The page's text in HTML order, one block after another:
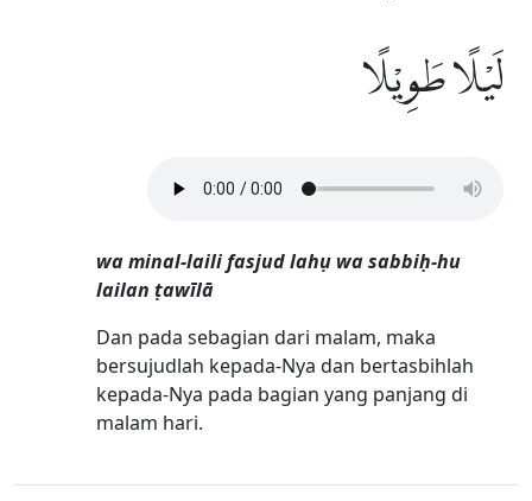
لَيْلًا طَوِيْلًا
wa minal-laili fasjud lahụ wa sabbiḥ-hu
lailan ṭawīlā
Dan pada sebagian dari malam, maka
bersujudlah kepada-Nya dan bertasbihlah
kepada-Nya pada bagian yang panjang di
malam hari.